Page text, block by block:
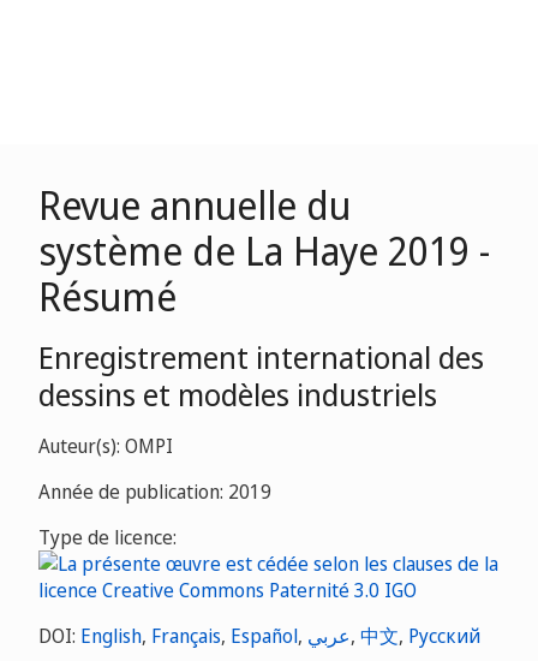
Revue annuelle du
système de La Haye 2019 -
Résumé
Enregistrement international des
dessins et modèles industriels
Auteur(s): OMPI
Année de publication: 2019
Type de licence:
DOI: English, Français, Español, عربي, 中文, Русский